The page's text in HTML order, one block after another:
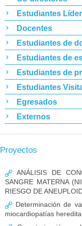
Estudiantes
Docentes
Estudiantes de
Estudiantes de
Estudiantes de
Estudiantes
Egresados
Externos
Proyectos
ANÁLISIS DE
SANGRE MATERNA
RIESGO DE
Determinación de
miocardiopatías